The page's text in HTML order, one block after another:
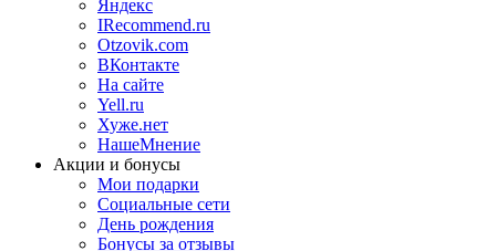
Яндекс
IRecommend.ru
Otzovik.com
ВКонтакте
На сайте
Yell.ru
Хуже.нет
НашеМнение
Акции и бонусы
Мои подарки
Социальные сети
День рождения
Бонусы за отзывы